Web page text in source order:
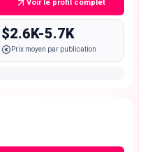
Voir le profil complet
$2.6K-5.7K
Prix moyen par publication